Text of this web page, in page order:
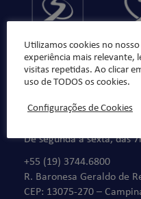
Fale Conosco
De segunda à sexta, das
+55 (19) 3744.6800
R. Baronesa Geraldo de
CEP: 13075-270 –
Utilizamos cookies no
experiência mais relevante,
visitas repetidas. Ao clicar
uso de TODOS os cookies.
Configurações de Cookies